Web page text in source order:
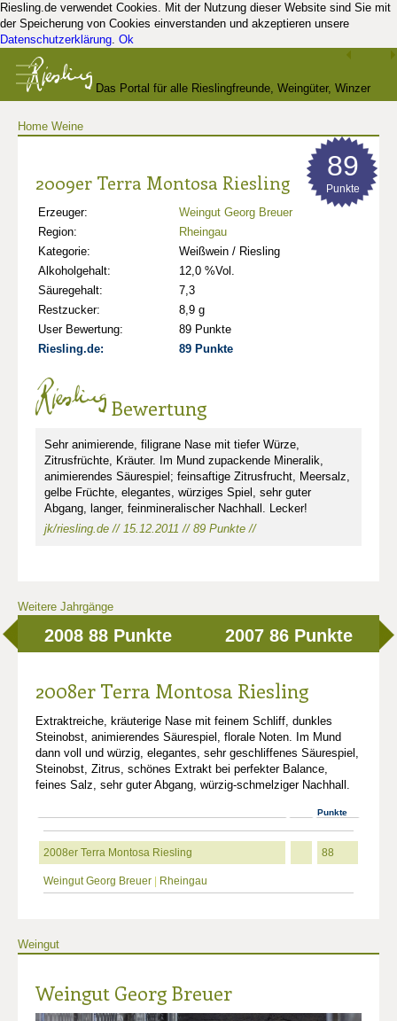
Riesling.de verwendet Cookies. Mit der Nutzung dieser Website sind Sie mit
der Speicherung von Cookies einverstanden und akzeptieren unsere
Datenschutzerklärung. Ok
Das Portal für alle Rieslingfreunde, Weingüter, Winzer
Home Weine
2009er Terra Montosa Riesling
Erzeuger:
Weingut Georg Breuer
Region:
Rheingau
Kategorie:
Weißwein / Riesling
Alkoholgehalt:
12,0 %Vol.
Säuregehalt:
7,3
Restzucker:
8,9 g
User Bewertung:
89 Punkte
Riesling.de:
89 Punkte
89
Punkte
Bewertung
Sehr animierende, filigrane Nase mit tiefer Würze,
Zitrusfrüchte, Kräuter. Im Mund zupackende Mineralik,
animierendes Säurespiel; feinsaftige Zitrusfrucht, Meersalz,
gelbe Früchte, elegantes, würziges Spiel, sehr guter
Abgang, langer, feinmineralischer Nachhall. Lecker!
jk/riesling.de // 15.12.2011 // 89 Punkte //
Weitere Jahrgänge
2008 88 Punkte 2007 86 Punkte
2008er Terra Montosa Riesling
Extraktreiche, kräuterige Nase mit feinem Schliff, dunkles
Steinobst, animierendes Säurespiel, florale Noten. Im Mund
dann voll und würzig, elegantes, sehr geschliffenes Säurespiel,
Steinobst, Zitrus, schönes Extrakt bei perfekter Balance,
feines Salz, sehr guter Abgang, würzig-schmelziger Nachhall.
Punkte
2008er Terra Montosa Riesling 88
Weingut Georg Breuer Rheingau
Weingut
Weingut Georg Breuer